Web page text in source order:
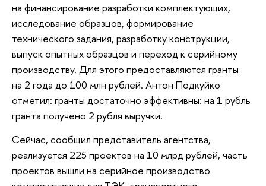
на финансирование разработки комплектующих,
исследование образцов, формирование
технического задания, разработку конструкции,
выпуск опытных образцов и переход к серийному
производству. Для этого предоставляются гранты
на 2 года до 100 млн рублей. Антон Подкуйко
отметил: гранты достаточно эффективны: на 1 рубль
гранта получено 2 рубля выручки.
Сейчас, сообщил представитель агентства,
реализуется 225 проектов на 10 млрд рублей, часть
проектов вышли на серийное производство